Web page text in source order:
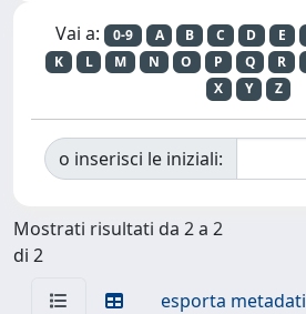
Vai a: 0-9 A B C D E
K
L M N O P Q R
X
Y Z
o inserisci le iniziali:
Mostrati risultati da 2 a 2
di 2
esporta metadati